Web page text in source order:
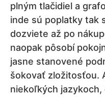
plným tlačidiel a
inde sú poplatky tak
dozviete až po
naopak pôsobí
jasne stanovené
šokovať zložitosťou.
niekoľkých